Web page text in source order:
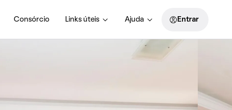
Consórcio Links úteis Ajuda Entrar